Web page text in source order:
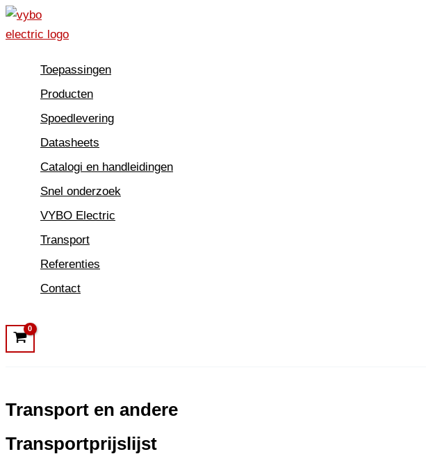
Spring
naar
Toepassingen
Producten
Spoedlevering
Datasheets
Catalogi en handleidingen
Snel onderzoek
VYBO Electric
Transport
Referenties
Contact
Transport en andere
Transportprijslijst